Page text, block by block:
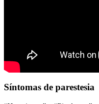
Síntomas de parestesia